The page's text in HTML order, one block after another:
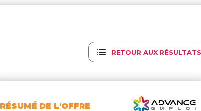
RETOUR AUX RÉSULTATS
RÉSUMÉ DE L'OFFRE